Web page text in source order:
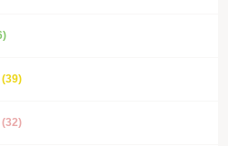
(39)
(32)